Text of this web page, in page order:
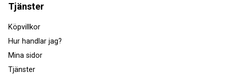
Tjänster
Köpvillkor
Hur handlar jag?
Mina sidor
Tjänster